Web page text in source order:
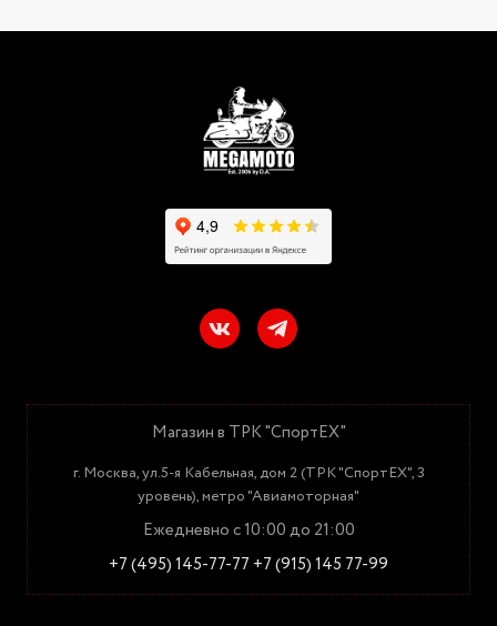
Магазин в ТРК "СпортЕХ"
г. Москва, ул.5-я Кабельная, дом 2 (ТРК "СпортЕХ", 3
уровень), метро "Авиамоторная"
Ежедневно с 10:00 до 21:00
+7 (495) 145-77-77 +7 (915) 145 77-99